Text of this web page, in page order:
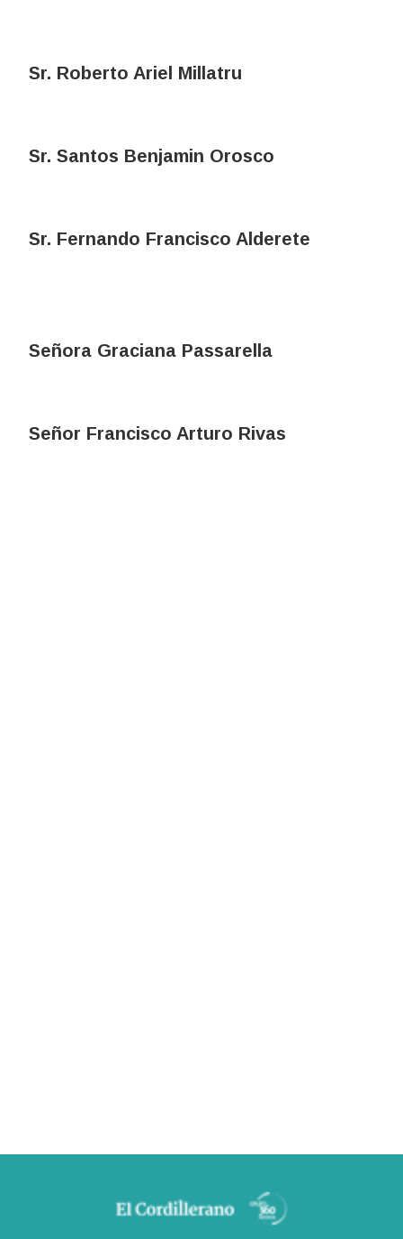
Sr. Roberto Ariel Millatru
Sr. Santos Benjamin Orosco
Sr. Fernando Francisco Alderete
Señora Graciana Passarella
Señor Francisco Arturo Rivas